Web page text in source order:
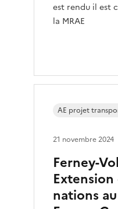
est rendu il est
la MRAE
Ferney-
nations
AE projet
21 novembre 2024